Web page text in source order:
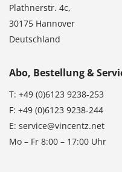
Plathnerstr. 4c,
30175 Hannover
Deutschland
Abo, Bestellung &
T: +49 (0)6123 9238-253
F: +49 (0)6123 9238-244
E: service@vincentz.net
Mo – Fr 8:00 – 17:00 Uhr